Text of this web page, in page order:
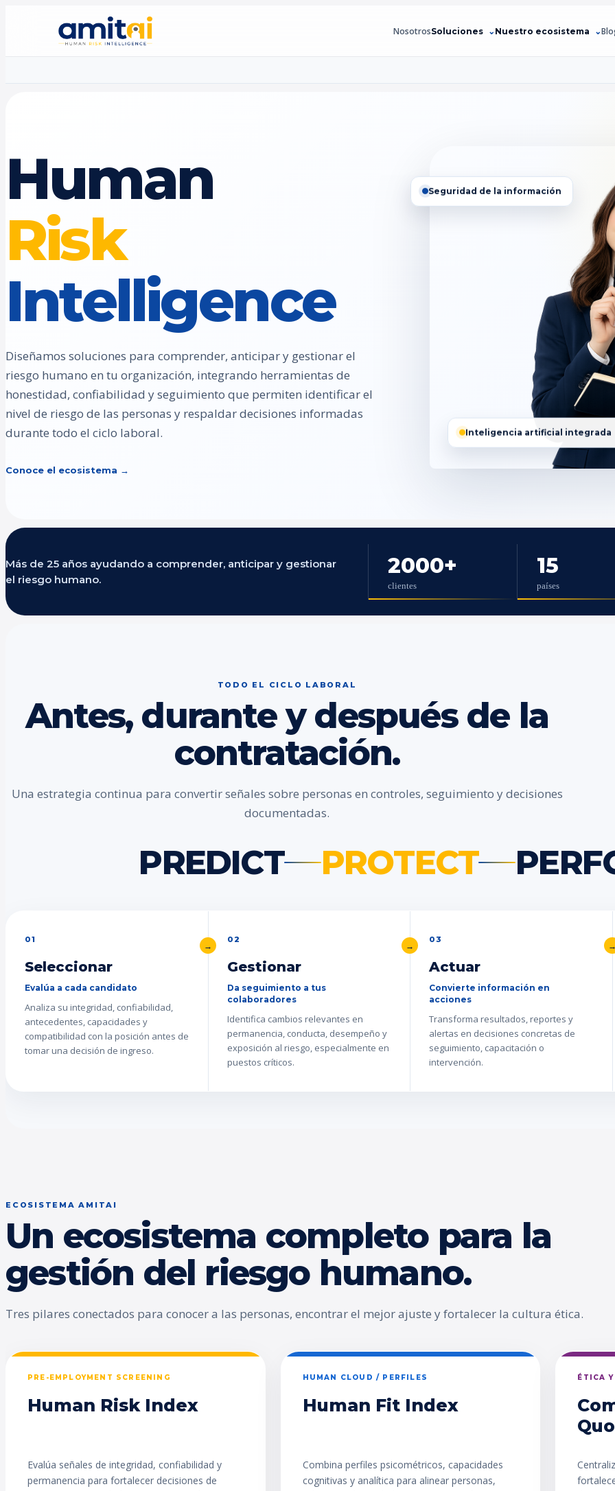
NosotrosSoluciones Nuestro ecosistema
Human
Risk
Intelligence
Diseñamos soluciones para comprender, anticipar y gestionar el
riesgo humano en tu organización, integrando herramientas de
honestidad, confiabilidad y seguimiento que permiten identificar el
nivel de riesgo de las personas y respaldar decisiones informadas
durante todo el ciclo laboral.
Conoce el ecosistema →
Seguridad de la información
Inteligencia artificial integrada
Más de 25 años ayudando a comprender, anticipar y gestionar
el riesgo humano.
2000+
clientes
15
países
TODO EL CICLO LABORAL
Antes, durante y después de la
contratación.
Una estrategia continua para convertir señales sobre personas en controles, seguimiento y decisiones
documentadas.
PREDICT PROTECT
01
Seleccionar
Evalúa a cada candidato
Analiza su integridad, confiabilidad,
antecedentes, capacidades y
compatibilidad con la posición antes de
tomar una decisión de ingreso.
02
Gestionar
Da seguimiento a tus
colaboradores
Identifica cambios relevantes en
permanencia, conducta, desempeño y
exposición al riesgo, especialmente en
puestos críticos.
03
Actuar
Convierte información en
acciones
Transforma resultados, reportes y
alertas en decisiones concretas de
seguimiento, capacitación o
intervención.
ECOSISTEMA AMITAI
Un ecosistema completo para la
gestión del riesgo humano.
Tres pilares conectados para conocer a las personas, encontrar el mejor ajuste y fortalecer la cultura ética.
PRE-EMPLOYMENT SCREENING
Human Risk Index
Evalúa señales de integridad, confiabilidad y
permanencia para fortalecer decisiones de
HUMAN CLOUD / PERFILES
Human Fit Index
Combina perfiles psicométricos, capacidades
cognitivas y analítica para alinear personas,
ÉTICA